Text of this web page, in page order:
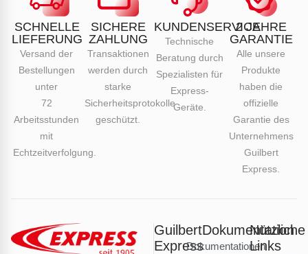
SCHNELLE
LIEFERUNG
Versand der
Bestellungen
unter
72
Arbeitsstunden
mit
Echtzeitverfolgung.
SICHERE
ZAHLUNG
Transaktionen
werden durch
starke
Sicherheitsprotokolle
geschützt.
KUNDENSERVICE
Technische
Beratung durch
Spezialisten für
Express-
Geräte.
2 JAHRE
GARANTIE
Alle unsere
Produkte
haben die
offizielle
Garantie des
Unternehmens
Guilbert
Express.
Guilbert
Express
Dokumentation
Dokumentationen
Nützliche
Links